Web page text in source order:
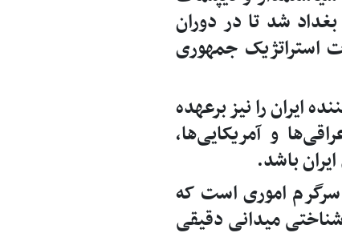
شد تا در دوران
استراتژیک جمهوری
ایران را نیز برعهده
و آمریکایی‌ها،
باشد.
سرگرم اموری است که
میدانی دقیقی